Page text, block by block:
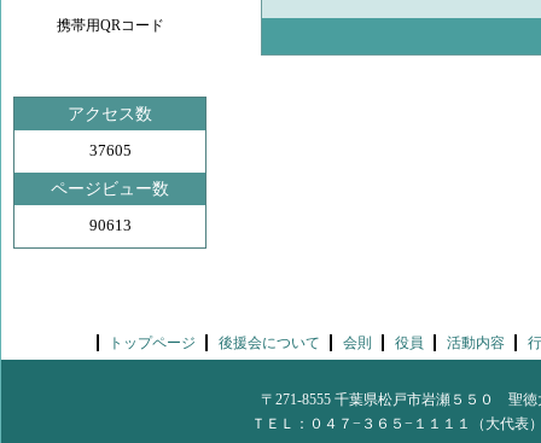
携帯用QRコード
アクセス数
37605
ページビュー数
90613
トップページ 後援会について 会則 役員 活動内容
〒271-8555 千葉県松戸市岩瀬５５０ 聖
ＴＥＬ：０４７−３６５−１１１１（大代表